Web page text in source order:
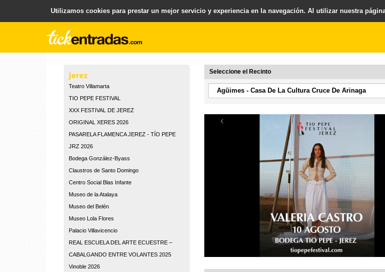
Plataforma para la Venta y Gestion de Entradas .
Jerez
Teatro Villamarta
TIO PEPE FESTIVAL
XXX FESTIVAL DE JEREZ
ORIGINAL XERES 2026
PASARELA FLAMENCA JEREZ - TÍO PEPE
JRZ 2026
Bodega González-Byass
Claustros de Santo Domingo
Centro Social Blas Infante
Museo de la Atalaya
Museo del Belén
Museo Lola Flores
Palacio Villavicencio
REAL ESCUELA DEL ARTE ECUESTRE –
CABALGANDO ENTRE VOLANTES 2025
Vinoble 2026
Seleccione el Recinto
‹
Utilizamos cookies para prestar un mejor servicio y experiencia en la navegación. Al utilizar nuestra